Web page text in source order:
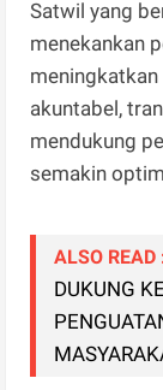
Satwil yang
menekankan
meningkatkan
akuntabel,
mendukung
semakin
ALSO READ
DUKUNG